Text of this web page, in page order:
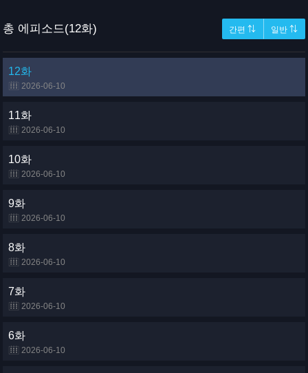
총 에피소드(12화) 간편 ⇅ 일반 ⇅
12화
2026-06-10
11화
2026-06-10
10화
2026-06-10
9화
2026-06-10
8화
2026-06-10
7화
2026-06-10
6화
2026-06-10